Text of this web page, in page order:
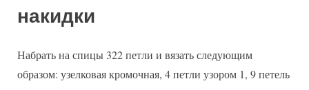
накидки
Набрать на спицы 322 петли и вязать следующим
образом: узелковая кромочная, 4 петли узором 1, 9 петель